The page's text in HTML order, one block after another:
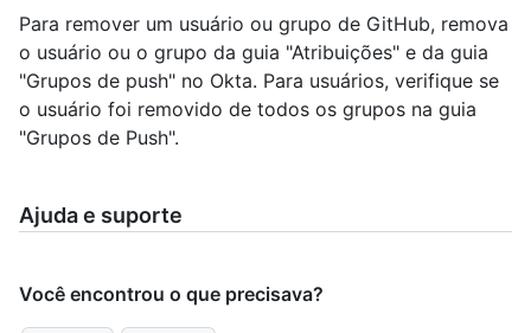
Para remover um usuário ou grupo de GitHub, remova
o usuário ou o grupo da guia "Atribuições" e da guia
"Grupos de push" no Okta. Para usuários, verifique se
o usuário foi removido de todos os grupos na guia
"Grupos de Push".
Ajuda e suporte
Você encontrou o que precisava?